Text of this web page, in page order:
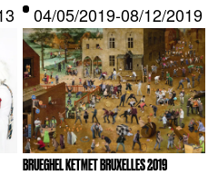
— PARIS, FR
04/05/2019-08/12/
BRUEGHEL KETMET BRUXELLES 2019